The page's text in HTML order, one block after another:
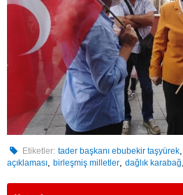
Etiketler: tader başkanı ebubekir taşyürek
açıklaması
birleşmiş milletler dağlık karabağ